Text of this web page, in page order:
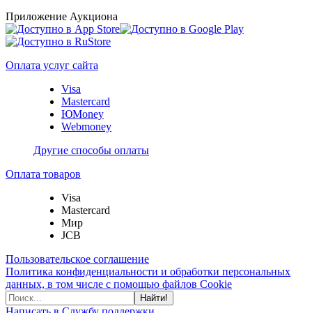
Приложение Аукциона
Оплата услуг сайта
Visa
Mastercard
ЮMoney
Webmoney
Другие способы оплаты
Оплата товаров
Visa
Mastercard
Мир
JCB
Пользовательское соглашение
Политика конфиденциальности и обработки персональных
данных, в том числе с помощью файлов Cookie
Найти!